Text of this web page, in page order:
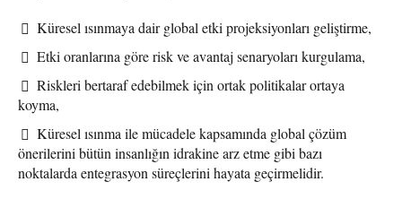
Küresel ısınmaya dair global etki projeksiyonları geliştirme,
Etki oranlarına göre risk ve avantaj senaryoları kurgulama,
Riskleri bertaraf edebilmek için ortak politikalar ortaya
koyma,
Küresel ısınma ile mücadele kapsamında global çözüm
önerilerini bütün insanlığın idrakine arz etme gibi bazı
noktalarda entegrasyon süreçlerini hayata geçirmelidir.